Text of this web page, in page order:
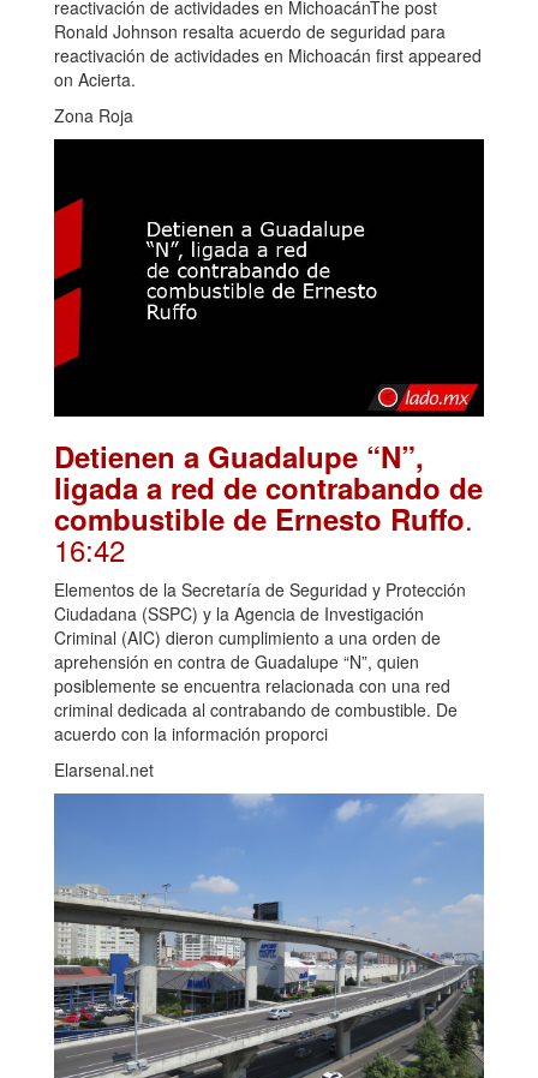
reactivación de actividades en MichoacánThe post
Ronald Johnson resalta acuerdo de seguridad para
reactivación de actividades en Michoacán first appeared
on Acierta.
Zona Roja
Detienen a Guadalupe “N”,
ligada a red de contrabando de
combustible de Ernesto Ruffo.
16:42
Elementos de la Secretaría de Seguridad y Protección
Ciudadana (SSPC) y la Agencia de Investigación
Criminal (AIC) dieron cumplimiento a una orden de
aprehensión en contra de Guadalupe “N”, quien
posiblemente se encuentra relacionada con una red
criminal dedicada al contrabando de combustible. De
acuerdo con la información proporci
Elarsenal.net